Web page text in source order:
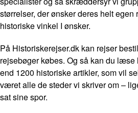
størrelser, der ønsker deres helt egen
historiske vinkel I ønsker.
På Historiskerejser.dk kan rejser
rejsebøger købes. Og så kan du læse
end 1200 historiske artikler, som vil
været alle de steder vi skriver om –
sat sine spor.